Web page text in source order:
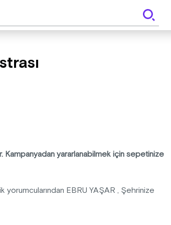
Kampanyadan yararlanabilmek için sepetinize
yorumcularından EBRU YAŞAR , Şehrinize